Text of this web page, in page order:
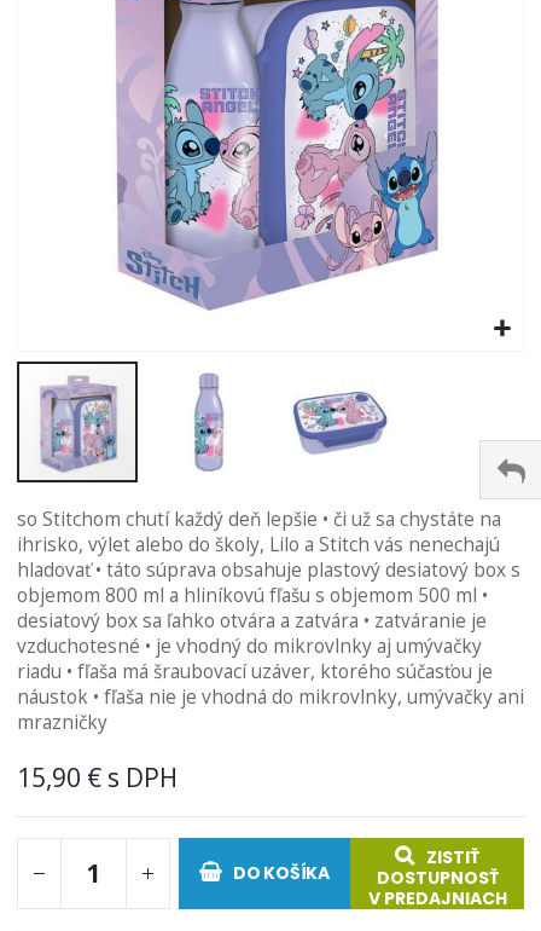
na
začiatok
galérie
obrázkov
so Stitchom chutí každý deň lepšie • či už sa chystáte na
ihrisko, výlet alebo do školy, Lilo a Stitch vás nenechajú
hladovať • táto súprava obsahuje plastový desiatový box s
objemom 800 ml a hliníkovú fľašu s objemom 500 ml •
desiatový box sa ľahko otvára a zatvára • zatváranie je
vzduchotesné • je vhodný do mikrovlnky aj umývačky
riadu • fľaša má šraubovací uzáver, ktorého súčasťou je
náustok • fľaša nie je vhodná do mikrovlnky, umývačky ani
mrazničky
15,90 €
DO KOŠÍKA
ZISTIŤ
DOSTUPNOSŤ
V PREDAJNIACH